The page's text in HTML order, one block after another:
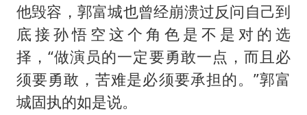
他毁容，郭富城也曾经崩溃过反问自己到
底接孙悟空这个角色是不是对的选
择，“做演员的一定要勇敢一点，而且必
须要勇敢，苦难是必须要承担的。”郭富
城固执的如是说。